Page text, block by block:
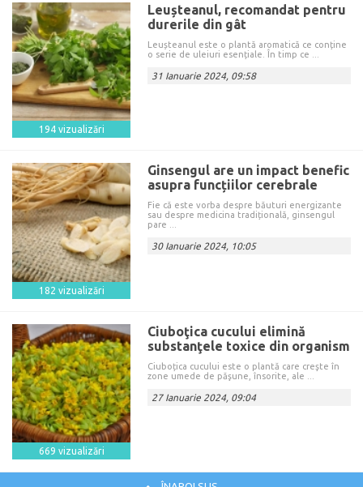
194 vizualizări
Leușteanul, recomandat pentru
durerile din gât
Leușteanul este o plantă aromatică ce conține
o serie de uleiuri esențiale. În timp ce ...
31 Ianuarie 2024, 09:58
182 vizualizări
Ginsengul are un impact benefic
asupra funcțiilor cerebrale
Fie că este vorba despre băuturi energizante
sau despre medicina tradițională, ginsengul
pare ...
30 Ianuarie 2024, 10:05
669 vizualizări
Ciuboţica cucului elimină
substanţele toxice din organism
Ciuboțica cucului este o plantă care creşte în
zone umede de păşune, însorite, ale ...
27 Ianuarie 2024, 09:04